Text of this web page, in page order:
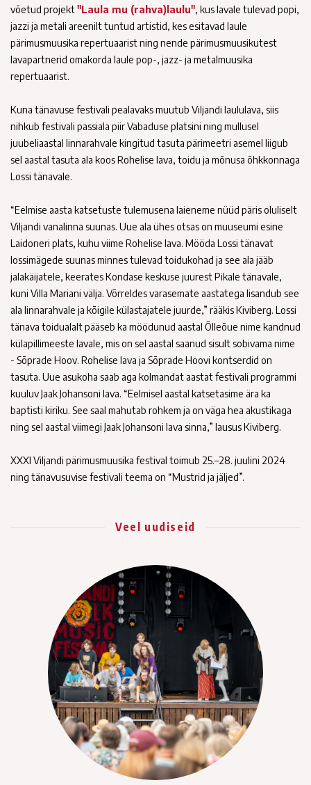
võetud projekt"Laula mu (rahva)laulu", kus lavale tulevad popi,
jazzi ja metali areenilt tuntud artistid, kes esitavad laule
pärimusmuusika repertuaarist ning nende pärimusmuusikutest
lavapartnerid omakorda laule pop-, jazz- ja metalmuusika
repertuaarist.
Kuna tänavuse festivali pealavaks muutub Viljandi laululava, siis
nihkub festivali passiala piir Vabaduse platsini ning mullusel
juubeliaastal linnarahvale kingitud tasuta pärimeetri asemel liigub
sel aastal tasuta ala koos Rohelise lava, toidu ja mõnusa õhkkonnaga
Lossi tänavale.
“Eelmise aasta katsetuste tulemusena laieneme nüüd päris oluliselt
Viljandi vanalinna suunas. Uue ala ühes otsas on muuseumi esine
Laidoneri plats, kuhu viime Rohelise lava. Mööda Lossi tänavat
lossimägede suunas minnes tulevad toidukohad ja see ala jääb
jalakäijatele, keerates Kondase keskuse juurest Pikale tänavale,
kuni Villa Mariani välja. Võrreldes varasemate aastatega lisandub see
ala linnarahvale ja kõigile külastajatele juurde,” rääkis Kiviberg. Lossi
tänava toidualalt pääseb ka möödunud aastal Õlleõue nime kandnud
külapillimeeste lavale, mis on sel aastal saanud sisult sobivama nime
- Sõprade Hoov. Rohelise lava ja Sõprade Hoovi kontserdid on
tasuta. Uue asukoha saab aga kolmandat aastat festivali programmi
kuuluv Jaak Johansoni lava. “Eelmisel aastal katsetasime ära ka
baptisti kiriku. See saal mahutab rohkem ja on väga hea akustikaga
ning sel aastal viimegi Jaak Johansoni lava sinna,” lausus Kiviberg.
XXXI Viljandi pärimusmuusika festival toimub 25.–28. juulini 2024
ning tänavusuvise festivali teema on “Mustrid ja jäljed”.
Veel uudiseid